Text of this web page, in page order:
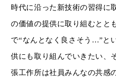
時代に沿った新技術の習得に
の価値の提供に取り組むとと
で“なんとなく良さそう…”と
供にも取り組んでいきたい、
張工作所は社員みんなの共感